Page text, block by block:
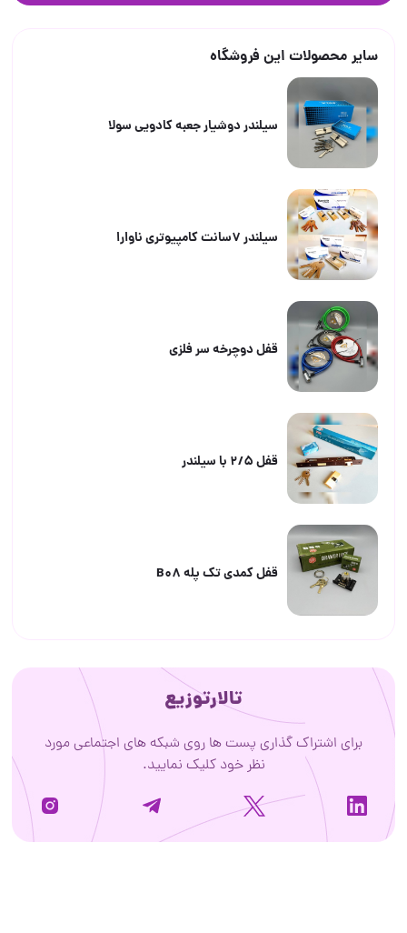
سایر محصولات این فروشگاه
سیلندر دوشیار جعبه کادویی سولا
سیلندر ۷سانت کامپیوتری ناوارا
قفل دوچرخه سر فلزی
قفل 2/5 با سیلندر
قفل کمدی تک پله B08
تالارتوزیع
برای اشتراک گذاری پست ها روی شبکه های اجتماعی مورد
نظر خود کلیک نمایید.